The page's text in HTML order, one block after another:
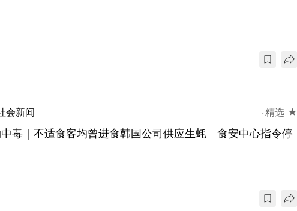
会新闻 精选 ★
毒｜不适食客均曾进食韩国公司供应生蚝 食安中心指令停